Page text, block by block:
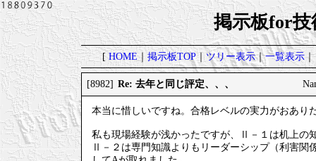
掲示板for技
[HOME｜掲示板TOP｜ツリー表示｜一覧表示｜
[8982] Re: 去年と同じ評定、、、
本当に惜しいですね。合格レベルの実力がおあり
私も現場経験が浅かったですが、Ⅱ－１は机上の
Ⅱ－２は専門知識よりもリーダーシップ（利害